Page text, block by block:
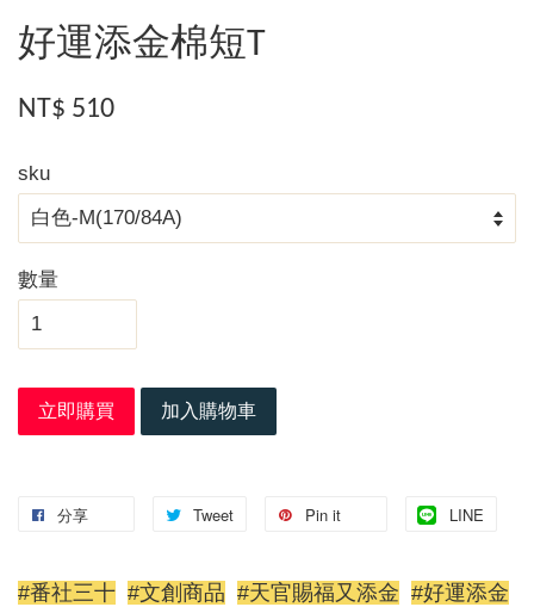
好運添金棉短T
NT$ 510
sku
數量
立即購買 加入購物車
分享 Tweet Pin it LINE
#番社三十 #文創商品 #天官賜福又添金 #好運添金